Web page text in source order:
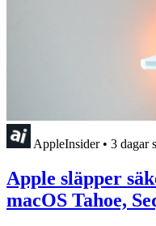
AppleInsider • 3 dagar
Apple släpper
macOS Tahoe,